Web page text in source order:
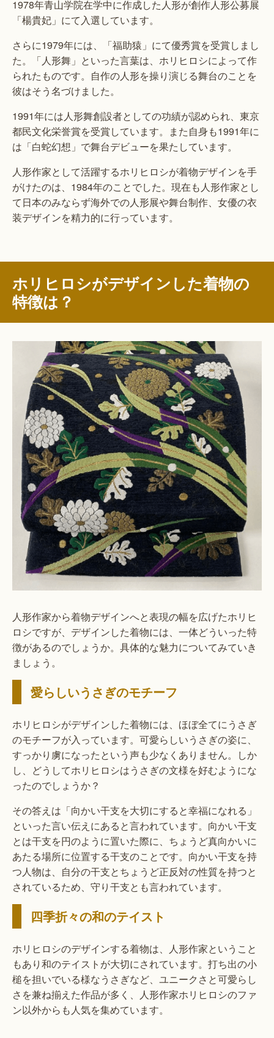
1978年青山学院在学中に作成した人形が創作人形公募展
「楊貴妃」にて入選しています。
さらに1979年には、「福助猿」にて優秀賞を受賞しまし
た。「人形舞」といった言葉は、ホリヒロシによって作
られたものです。自作の人形を操り演じる舞台のことを
彼はそう名づけました。
1991年には人形舞創設者としての功績が認められ、東京
都民文化栄誉賞を受賞しています。また自身も1991年に
は「白蛇幻想」で舞台デビューを果たしています。
人形作家として活躍するホリヒロシが着物デザインを手
がけたのは、1984年のことでした。現在も人形作家とし
て日本のみならず海外での人形展や舞台制作、女優の衣
装デザインを精力的に行っています。
ホリヒロシがデザインした着物の
特徴は？
人形作家から着物デザインへと表現の幅を広げたホリヒ
ロシですが、デザインした着物には、一体どういった特
徴があるのでしょうか。具体的な魅力についてみていき
ましょう。
愛らしいうさぎのモチーフ
ホリヒロシがデザインした着物には、ほぼ全てにうさぎ
のモチーフが入っています。可愛らしいうさぎの姿に、
すっかり虜になったという声も少なくありません。しか
し、どうしてホリヒロシはうさぎの文様を好むようにな
ったのでしょうか？
その答えは「向かい干支を大切にすると幸福になれる」
といった言い伝えにあると言われています。向かい干支
とは干支を円のように置いた際に、ちょうど真向かいに
あたる場所に位置する干支のことです。向かい干支を持
つ人物は、自分の干支とちょうど正反対の性質を持つと
されているため、守り干支とも言われています。
四季折々の和のテイスト
ホリヒロシのデザインする着物は、人形作家ということ
もあり和のテイストが大切にされています。打ち出の小
槌を担いでいる様なうさぎなど、ユニークさと可愛らし
さを兼ね揃えた作品が多く、人形作家ホリヒロシのファ
ン以外からも人気を集めています。